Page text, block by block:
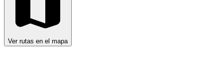
Ver rutas en el mapa